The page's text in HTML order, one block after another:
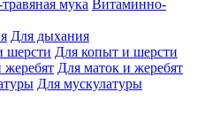
Витаминно-
Для дыхания
Для копыт и шерсти
Для маток и жеребят
Для мускулатуры